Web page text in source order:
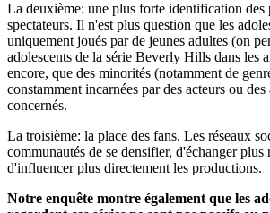
La deuxième: une plus forte identification des
spectateurs. Il n'est plus question que les
uniquement joués par de jeunes adultes (on
adolescents de la série Beverly Hills dans les
encore, que des minorités (notamment de
constamment incarnées par des acteurs ou des
concernés.
La troisième: la place des fans. Les réseaux
communautés de se densifier, d'échanger plus
d'influencer plus directement les productions.
Notre enquête montre également que les